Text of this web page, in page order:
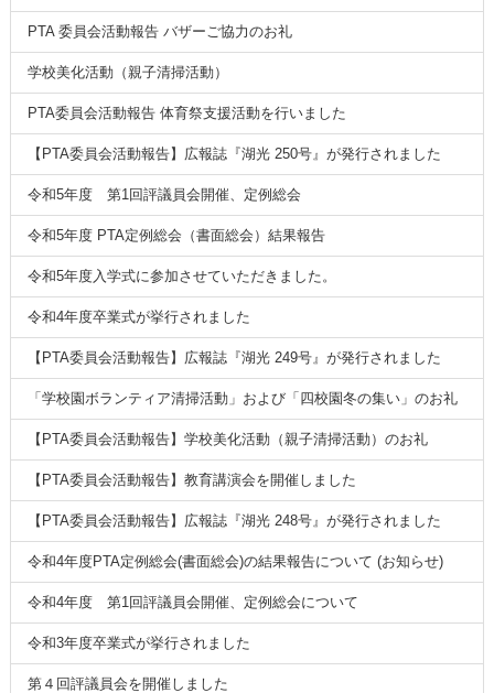
PTA 委員会活動報告 バザーご協力のお礼
学校美化活動（親子清掃活動）
PTA委員会活動報告 体育祭支援活動を行いました
【PTA委員会活動報告】広報誌『湖光 250号』が発行されました
令和5年度 第1回評議員会開催、定例総会
令和5年度 PTA定例総会（書面総会）結果報告
令和5年度入学式に参加させていただきました。
令和4年度卒業式が挙行されました
【PTA委員会活動報告】広報誌『湖光 249号』が発行されました
「学校園ボランティア清掃活動」および「四校園冬の集い」のお礼
【PTA委員会活動報告】学校美化活動（親子清掃活動）のお礼
【PTA委員会活動報告】教育講演会を開催しました
【PTA委員会活動報告】広報誌『湖光 248号』が発行されました
令和4年度PTA定例総会(書面総会)の結果報告について (お知らせ)
令和4年度 第1回評議員会開催、定例総会について
令和3年度卒業式が挙行されました
第４回評議員会を開催しました